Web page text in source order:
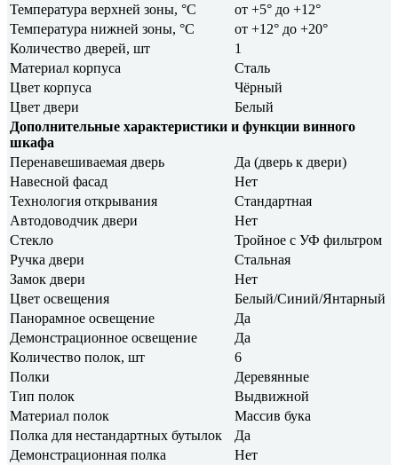
Температура верхней зоны, °C
от +5° до +12°
Температура нижней зоны, °C
от +12° до +20°
Количество дверей, шт
1
Материал корпуса
Сталь
Цвет корпуса
Чёрный
Цвет двери
Белый
Дополнительные характеристики и функции винного
шкафа
Перенавешиваемая дверь
Да (дверь к двери)
Навесной фасад
Нет
Технология открывания
Стандартная
Автодоводчик двери
Нет
Стекло
Тройное с УФ фильтром
Ручка двери
Стальная
Замок двери
Нет
Цвет освещения
Белый/Синий/Янтарный
Панорамное освещение
Да
Демонстрационное освещение
Да
Количество полок, шт
6
Полки
Деревянные
Тип полок
Выдвижной
Материал полок
Массив бука
Полка для нестандартных бутылок
Да
Демонстрационная полка
Нет